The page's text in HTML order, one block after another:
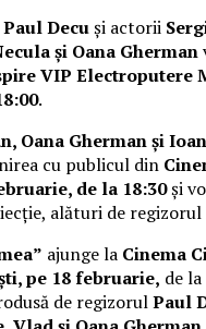
Paul Decuși actorii
și Oana Gherman
VIP Electroputere
.
Oana Gherman și
cu publicul din
de la 18:30și
alături de regizorul
ajunge la Cinema
pe 18 februarie, de
de regizorulPaul